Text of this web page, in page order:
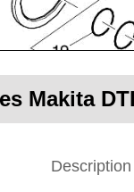
Makita
Description